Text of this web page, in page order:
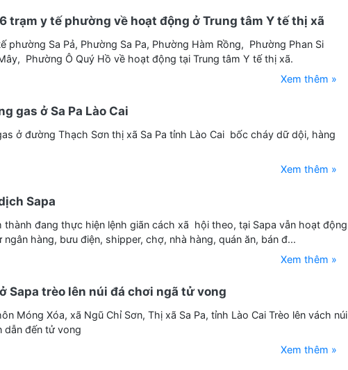
trạm y tế phường về hoạt động ở Trung tâm Y tế thị xã
phường Sa Pả, Phường Sa Pa, Phường Hàm Rồng, Phường Phan Si
Phường Ô Quý Hồ về hoạt động tại Trung tâm Y tế thị xã.
Xem thêm »
gas ở Sa Pa Lào Cai
ở đường Thạch Sơn thị xã Sa Pa tỉnh Lào Cai bốc cháy dữ dội, hàng
Xem thêm »
Sapa
thành đang thực hiện lệnh giãn cách xã hội theo, tại Sapa vẫn hoạt động
hàng, bưu điện, shipper, chợ, nhà hàng, quán ăn, bán đ...
Xem thêm »
Sapa trèo lên núi đá chơi ngã tử vong
Móng Xóa, xã Ngũ Chỉ Sơn, Thị xã Sa Pa, tỉnh Lào Cai Trèo lên vách núi
đến tử vong
Xem thêm »